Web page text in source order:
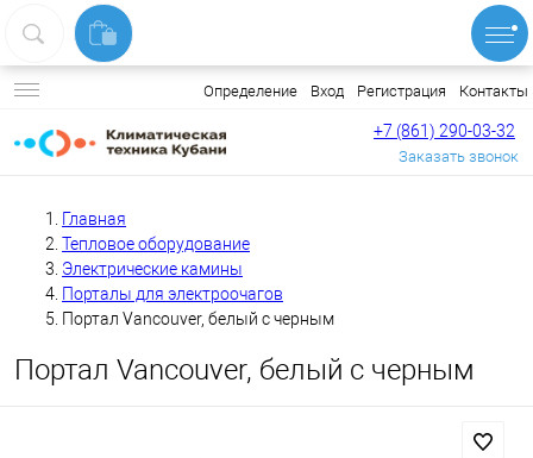
Определение Вход Регистрация Контакты
+7 (861) 290-03-32
Заказать звонок
Главная
Тепловое оборудование
Электрические камины
Порталы для электроочагов
Портал Vancouver, белый с черным
Портал Vancouver, белый с черным